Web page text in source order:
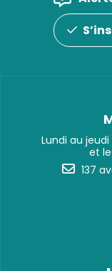
Lundi au jeudi
et le
137